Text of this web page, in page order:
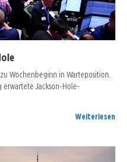
Wochenbeginn in Warteposition.
Jackson-Hole-
Weiterlesen